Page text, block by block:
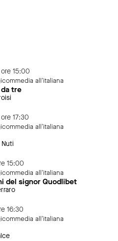
15:00
all'italiana
tre
17:30
all'italiana
15:00
all'italiana
del signor Quodlibet
16:30
all'italiana